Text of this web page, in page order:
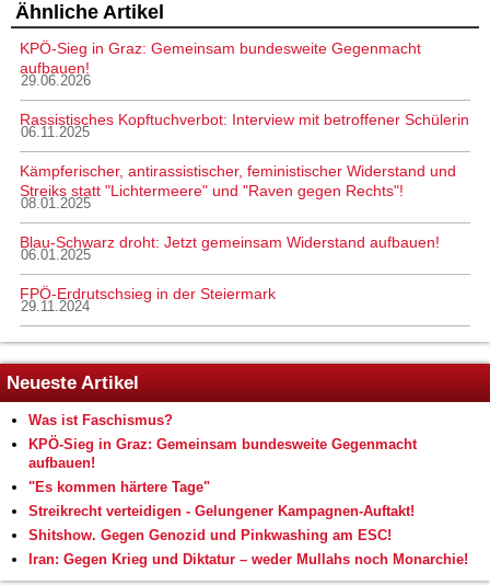
Ähnliche Artikel
KPÖ-Sieg in Graz: Gemeinsam bundesweite Gegenmacht
aufbauen!
29.06.2026
Rassistisches Kopftuchverbot: Interview mit betroffener Schülerin
06.11.2025
Kämpferischer, antirassistischer, feministischer Widerstand und
Streiks statt "Lichtermeere" und "Raven gegen Rechts"!
08.01.2025
Blau-Schwarz droht: Jetzt gemeinsam Widerstand aufbauen!
06.01.2025
FPÖ-Erdrutschsieg in der Steiermark
29.11.2024
Neueste Artikel
Was ist Faschismus?
KPÖ-Sieg in Graz: Gemeinsam bundesweite Gegenmacht
aufbauen!
"Es kommen härtere Tage"
Streikrecht verteidigen - Gelungener Kampagnen-Auftakt!
Shitshow. Gegen Genozid und Pinkwashing am ESC!
Iran: Gegen Krieg und Diktatur – weder Mullahs noch Monarchie!